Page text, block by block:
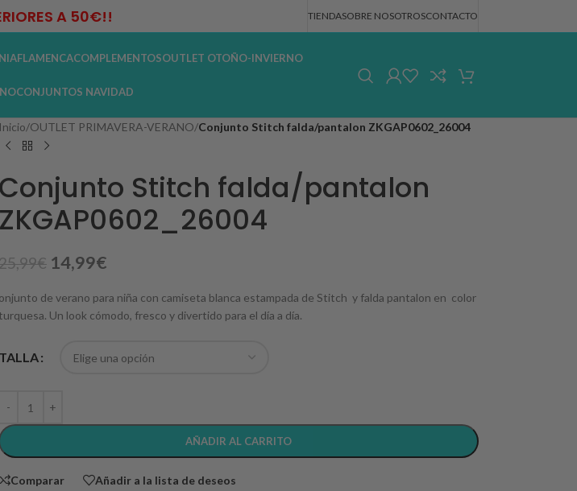
A 50€!! TIENDASOBRE NOSOTROSCONTACTO
FLAMENCACOMPLEMENTOSOUTLET OTOÑO-INVIERNO
CONJUNTOS NAVIDAD
Inicio/OUTLET PRIMAVERA-VERANO/Conjunto Stitch falda/pantalon ZKGAP0602_26004
Conjunto Stitch falda/pantalon
ZKGAP0602_26004
€ 14,99€
onjunto de verano para niña con camiseta blanca estampada de Stitch y falda pantalon en color
turquesa. Un look cómodo, fresco y divertido para el día a día.
TALLA
AÑADIR AL CARRITO
Comparar Añadir a la lista de deseos